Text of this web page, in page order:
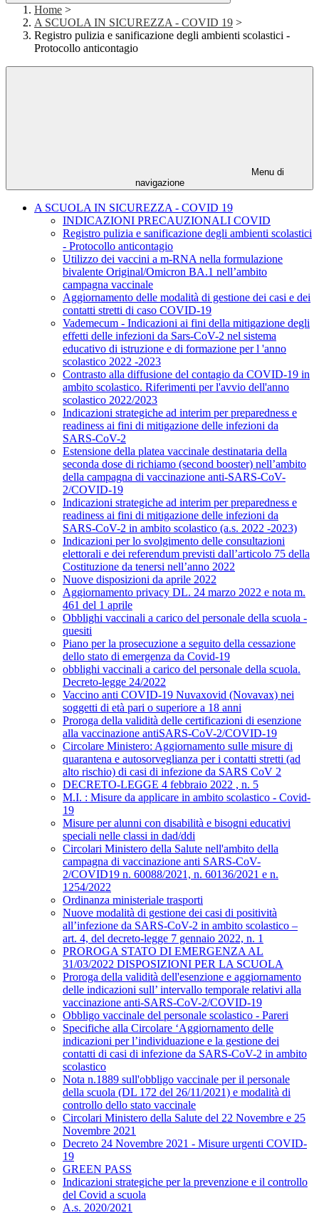
Home >
A SCUOLA IN SICUREZZA - COVID 19 >
Registro pulizia e sanificazione degli ambienti scolastici -
Protocollo anticontagio
Menu di
navigazione
A SCUOLA IN SICUREZZA - COVID 19
INDICAZIONI PRECAUZIONALI COVID
Registro pulizia e sanificazione degli ambienti scolastici
- Protocollo anticontagio
Utilizzo dei vaccini a m-RNA nella formulazione
bivalente Original/Omicron BA.1 nell’ambito
campagna vaccinale
Aggiornamento delle modalità di gestione dei casi e dei
contatti stretti di caso COVID-19
Vademecum - Indicazioni ai fini della mitigazione degli
effetti delle infezioni da Sars-CoV-2 nel sistema
educativo di istruzione e di formazione per l 'anno
scolastico 2022 -2023
Contrasto alla diffusione del contagio da COVID-19 in
ambito scolastico. Riferimenti per l'avvio dell'anno
scolastico 2022/2023
Indicazioni strategiche ad interim per preparedness e
readiness ai fini di mitigazione delle infezioni da
SARS-CoV-2
Estensione della platea vaccinale destinataria della
seconda dose di richiamo (second booster) nell’ambito
della campagna di vaccinazione anti-SARS-CoV-
2/COVID-19
Indicazioni strategiche ad interim per preparedness e
readiness ai fini di mitigazione delle infezioni da
SARS-CoV-2 in ambito scolastico (a.s. 2022 -2023)
Indicazioni per lo svolgimento delle consultazioni
elettorali e dei referendum previsti dall’articolo 75 della
Costituzione da tenersi nell’anno 2022
Nuove disposizioni da aprile 2022
Aggiornamento privacy DL. 24 marzo 2022 e nota m.
461 del 1 aprile
Obblighi vaccinali a carico del personale della scuola -
quesiti
Piano per la prosecuzione a seguito della cessazione
dello stato di emergenza da Covid-19
obblighi vaccinali a carico del personale della scuola.
Decreto-legge 24/2022
Vaccino anti COVID-19 Nuvaxovid (Novavax) nei
soggetti di età pari o superiore a 18 anni
Proroga della validità delle certificazioni di esenzione
alla vaccinazione antiSARS-CoV-2/COVID-19
Circolare Ministero: Aggiornamento sulle misure di
quarantena e autosorveglianza per i contatti stretti (ad
alto rischio) di casi di infezione da SARS CoV 2
DECRETO-LEGGE 4 febbraio 2022 , n. 5
M.I. : Misure da applicare in ambito scolastico - Covid-
19
Misure per alunni con disabilità e bisogni educativi
speciali nelle classi in dad/ddi
Circolari Ministero della Salute nell'ambito della
campagna di vaccinazione anti SARS-CoV-
2/COVID19 n. 60088/2021, n. 60136/2021 e n.
1254/2022
Ordinanza ministeriale trasporti
Nuove modalità di gestione dei casi di positività
all’infezione da SARS-CoV-2 in ambito scolastico –
art. 4, del decreto-legge 7 gennaio 2022, n. 1
PROROGA STATO DI EMERGENZA AL
31/03/2022 DISPOSIZIONI PER LA SCUOLA
Proroga della validità dell'esenzione e aggiornamento
delle indicazioni sull’ intervallo temporale relativi alla
vaccinazione anti-SARS-CoV-2/COVID-19
Obbligo vaccinale del personale scolastico - Pareri
Specifiche alla Circolare ‘Aggiornamento delle
indicazioni per l’individuazione e la gestione dei
contatti di casi di infezione da SARS-CoV-2 in ambito
scolastico
Nota n.1889 sull'obbligo vaccinale per il personale
della scuola (DL 172 del 26/11/2021) e modalità di
controllo dello stato vaccinale
Circolari Ministero della Salute del 22 Novembre e 25
Novembre 2021
Decreto 24 Novembre 2021 - Misure urgenti COVID-
19
GREEN PASS
Indicazioni strategiche per la prevenzione e il controllo
del Covid a scuola
A.s. 2020/2021